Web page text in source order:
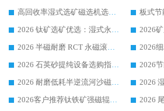
高回收率湿式选矿磁选机选购指南 业内口碑磁电设备生产厂家实力解析
2026 钛矿选矿优选：湿式永磁筒式磁选机源头厂家华体会手机网页版-华体会(中国) 综合解析
2026 半磁耐磨 RCT 永磁滚筒选购指南，临朐源头生产厂家华体会手机网页版-华体会(中国) 实测分享
2026 石英砂提纯设备选购指南：华体会手机网页版-华体会(中国) 提纯磁选机厂家综合解读
2026 耐磨低耗半逆流河沙磁选机选购指南 临朐产业集群源头厂华体会手机网页版-华体会(中国) 详细解析
2026客户推荐钛铁矿强磁辊式磁选机，临朐靠谱生产厂家华体会手机网页版-华体会(中国) 详解